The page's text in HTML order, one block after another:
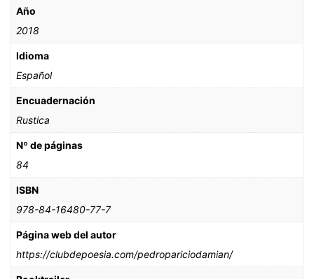
Año
2018
Idioma
Español
Encuadernación
Rustica
Nº de páginas
84
ISBN
978-84-16480-77-7
Página web del autor
https://clubdepoesia.com/pedropariciodamian/